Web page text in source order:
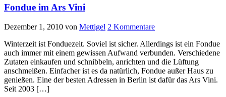
Fondue im Ars Vini
Dezember 1, 2010 von Mettigel 2 Kommentare
Winterzeit ist Fonduezeit. Soviel ist sicher. Allerdings ist ein Fondue
auch immer mit einem gewissen Aufwand verbunden. Verschiedene
Zutaten einkaufen und schnibbeln, anrichten und die Lüftung
anschmeißen. Einfacher ist es da natürlich, Fondue außer Haus zu
genießen. Eine der besten Adressen in Berlin ist dafür das Ars Vini.
Seit 2003 […]